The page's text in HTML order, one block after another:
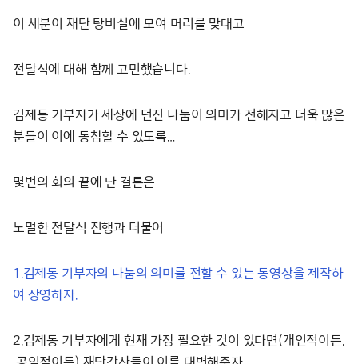
이 세분이 재단 탕비실에 모여 머리를 맞대고
전달식에 대해 함께 고민했습니다.
김제동 기부자가 세상에 던진 나눔이 의미가 전해지고 더욱 많은
분들이 이에 동참할 수 있도록…
몇번의 회의 끝에 난 결론은
노멀한 전달식 진행과 더불어
1.김제동 기부자의 나눔의 의미를 전할 수 있는 동영상을 제작하
여 상영하자.
2.김제동 기부자에게 현재 가장 필요한 것이 있다면(개인적이든,